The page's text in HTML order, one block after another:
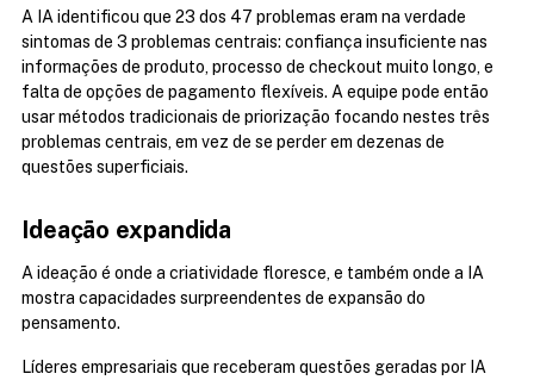
A IA identificou que 23 dos 47 problemas eram na verdade
sintomas de 3 problemas centrais: confiança insuficiente nas
informações de produto, processo de checkout muito longo, e
falta de opções de pagamento flexíveis. A equipe pode então
usar métodos tradicionais de priorização focando nestes três
problemas centrais, em vez de se perder em dezenas de
questões superficiais.
Ideação expandida
A ideação é onde a criatividade floresce, e também onde a IA
mostra capacidades surpreendentes de expansão do
pensamento.
Líderes empresariais que receberam questões geradas por IA